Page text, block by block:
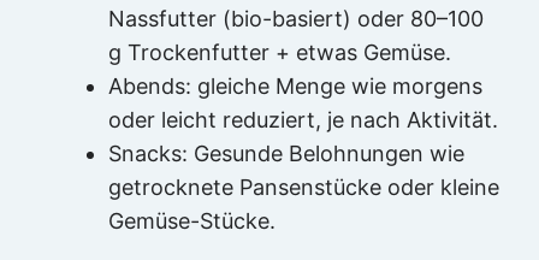
Nassfutter (bio-basiert) oder 80–100
g Trockenfutter + etwas Gemüse.
Abends: gleiche Menge wie morgens
oder leicht reduziert, je nach Aktivität.
Snacks: Gesunde Belohnungen wie
getrocknete Pansenstücke oder kleine
Gemüse-Stücke.